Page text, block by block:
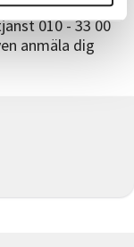
kontakta oss:
010 - 33 00
anmäla dig